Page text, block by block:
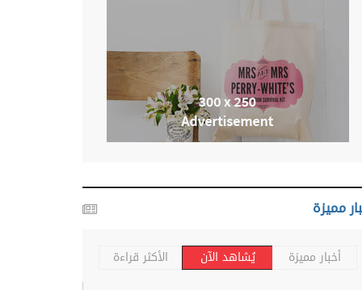
مميزة
أخبار مميزة يُشاهد الآن الأكثر قراءة